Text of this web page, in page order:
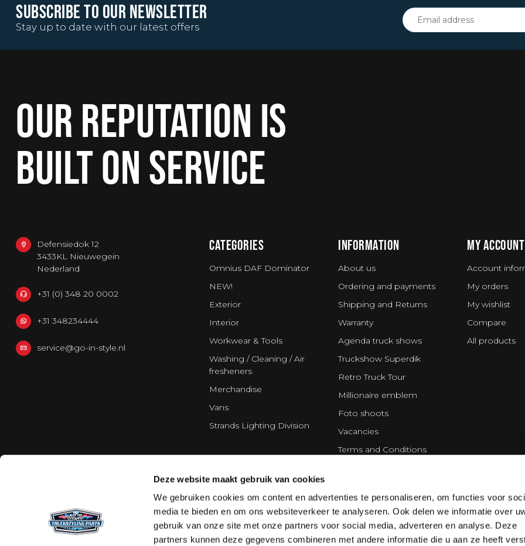
Deze website maakt gebruik van cookies
We gebruiken cookies om content en advertenties te personaliseren, om functies voor
media te bieden en om ons websiteverkeer te analyseren. Ook delen we informatie over
gebruik van onze site met onze partners voor social media, adverteren en analyse. Deze
partners kunnen deze gegevens combineren met andere informatie die u aan ze heeft
SUBSCRIBE TO OUR NEWSLETTER
Stay up to date with our latest offers
OUR REPUTATION IS
BUILT ON SERVICE
Defensiedok 12
3433KL Nieuwegein
Nederland
+31 (0) 348 20 0002
+31 348234444
service@go-in-style.nl
CATEGORIES
Omnius DAF Dominator
NEW!
Exterior
Interior
Workwear & Tools
Washing / Cleaning / Air
fresheners
Merchandise
Vans
Strands Lighting Division
INFORMATION
About us
Ordering and payments
Shipping and Returns
Warranty
Agenda truck shows
Truckshow Superdik
Retro Truck Tour
Millionaire emblem
Foto shoots
Vacancies
Terms and Conditions
Cookie policy
Partners
MY ACCOUNT
Account
My orders
My wishlist
Compare
All products